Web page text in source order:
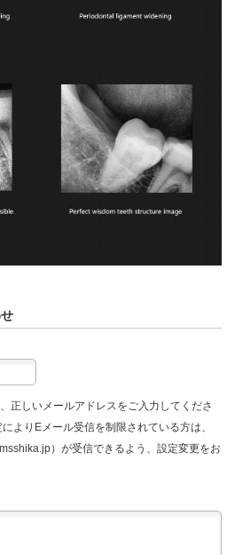
正しいメールアドレスをご入力してくださ
よりEメール受信を制限されている方は、
）が受信できるよう、設定変更をお